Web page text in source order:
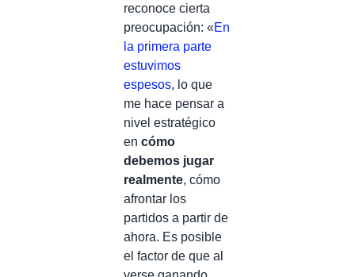
reconoce cierta
preocupación: «En
la primera parte
estuvimos
espesos, lo que
me hace pensar a
nivel estratégico
en cómo
debemos jugar
realmente, cómo
afrontar los
partidos a partir de
ahora. Es posible
el factor de que al